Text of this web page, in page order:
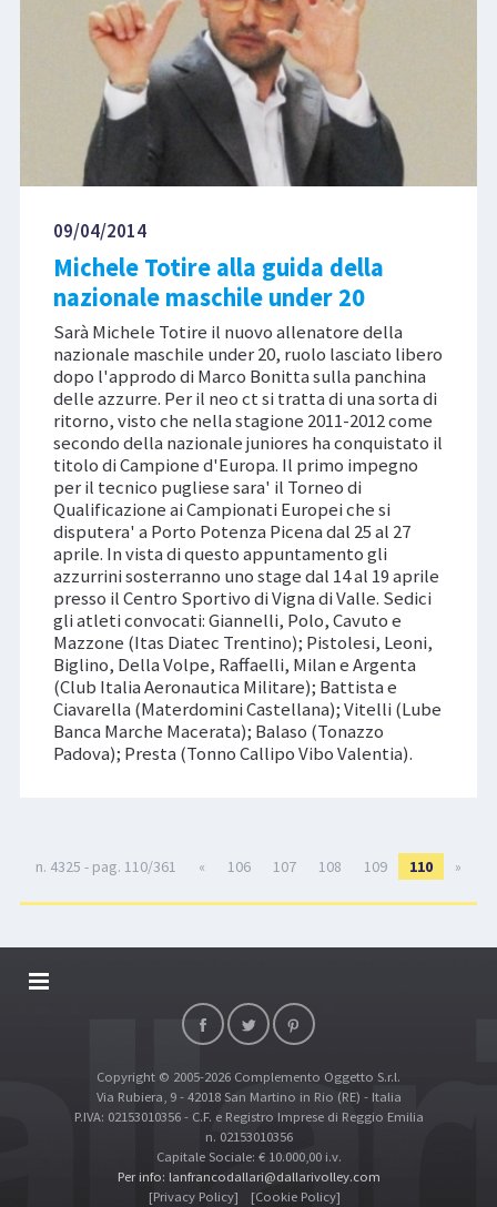
09/04/2014
Michele Totire alla guida della
nazionale maschile under 20
Sarà Michele Totire il nuovo allenatore della
nazionale maschile under 20, ruolo lasciato libero
dopo l'approdo di Marco Bonitta sulla panchina
delle azzurre. Per il neo ct si tratta di una sorta di
ritorno, visto che nella stagione 2011-2012 come
secondo della nazionale juniores ha conquistato il
titolo di Campione d'Europa. Il primo impegno
per il tecnico pugliese sara' il Torneo di
Qualificazione ai Campionati Europei che si
disputera' a Porto Potenza Picena dal 25 al 27
aprile. In vista di questo appuntamento gli
azzurrini sosterranno uno stage dal 14 al 19 aprile
presso il Centro Sportivo di Vigna di Valle. Sedici
gli atleti convocati: Giannelli, Polo, Cavuto e
Mazzone (Itas Diatec Trentino); Pistolesi, Leoni,
Biglino, Della Volpe, Raffaelli, Milan e Argenta
(Club Italia Aeronautica Militare); Battista e
Ciavarella (Materdomini Castellana); Vitelli (Lube
Banca Marche Macerata); Balaso (Tonazzo
Padova); Presta (Tonno Callipo Vibo Valentia).
n. 4325 - pag. 110/361 « 106 107 108 109 110 »
DALLARIVOLLEY SOSTIENE
TOP RICERCHE
SITE MAP
Copyright © 2005-2026 Complemento Oggetto S.r.l.
Via Rubiera, 9 - 42018 San Martino in Rio (RE) - Italia
P.IVA: 02153010356 - C.F. e Registro Imprese di Reggio Emilia
n. 02153010356
Capitale Sociale: € 10.000,00 i.v.
Per info: lanfrancodallari@dallarivolley.com
[Privacy Policy]
[Cookie Policy]